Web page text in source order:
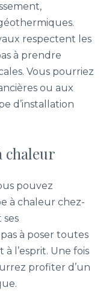
respectent les
à prendre
Vous pourriez
ou aux
d’installation
chaleur
pouvez
à chaleur chez-
à poser toutes
l’esprit. Une fois
profiter d’un